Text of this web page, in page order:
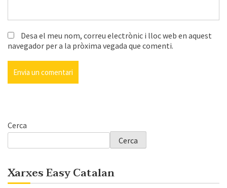
Desa el meu nom, correu electrònic i lloc web en aquest
navegador per a la pròxima vegada que comenti.
Cerca
Cerca
Xarxes Easy Catalan